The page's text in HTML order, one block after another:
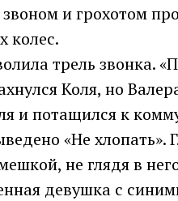
и грохотом
колес.
трель звонка.
Коля, но
и потащился к
«Не хлопать».
не глядя в
девушка с